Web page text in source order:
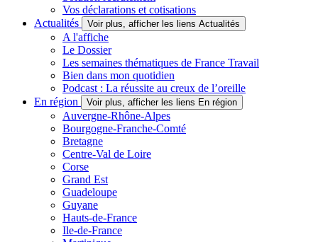
Vos déclarations et cotisations
Actualités
Voir plus, afficher les liens Actualités
A l'affiche
Le Dossier
Les semaines thématiques de France Travail
Bien dans mon quotidien
Podcast : La réussite au creux de l’oreille
En région
Voir plus, afficher les liens En région
Auvergne-Rhône-Alpes
Bourgogne-Franche-Comté
Bretagne
Centre-Val de Loire
Corse
Grand Est
Guadeloupe
Guyane
Hauts-de-France
Ile-de-France